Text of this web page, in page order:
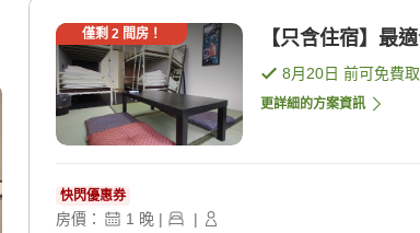
僅剩 2間房！ 【只含住宿】最
8月20日 前可免費
更詳細的方案資訊
快閃優惠券
房價： 1 晚 | |